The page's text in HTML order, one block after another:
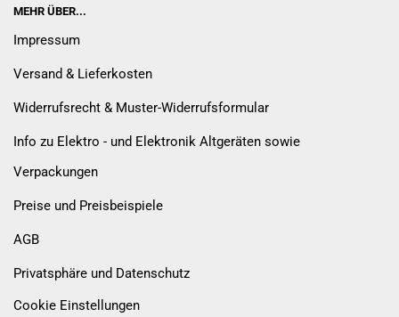
MEHR ÜBER...
Impressum
Versand & Lieferkosten
Widerrufsrecht & Muster-Widerrufsformular
Info zu Elektro - und Elektronik Altgeräten sowie
Verpackungen
Preise und Preisbeispiele
AGB
Privatsphäre und Datenschutz
Cookie Einstellungen